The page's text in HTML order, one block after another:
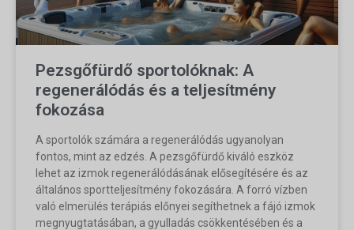
Pezsgőfürdő sportolóknak: A
regenerálódás és a teljesítmény
fokozása
A sportolók számára a regenerálódás ugyanolyan
fontos, mint az edzés. A pezsgőfürdő kiváló eszköz
lehet az izmok regenerálódásának elősegítésére és az
általános sportteljesítmény fokozására. A forró vízben
való elmerülés terápiás előnyei segíthetnek a fájó izmok
megnyugtatásában, a gyulladás csökkentésében és a